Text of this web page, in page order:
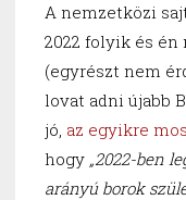
A nemzetközi
2022 folyik és
(egyrészt nem
lovat adni újabb
jó, az egyikre
hogy „2022-ben
arányú borok